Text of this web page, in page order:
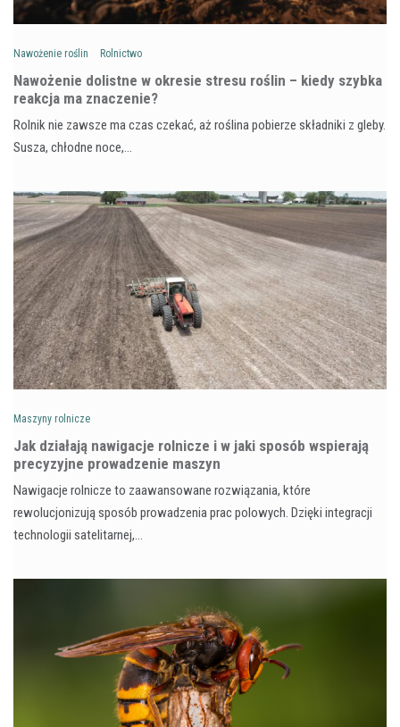
Nawożenie roślin Rolnictwo
Nawożenie dolistne w okresie stresu roślin – kiedy szybka
reakcja ma znaczenie?
Rolnik nie zawsze ma czas czekać, aż roślina pobierze składniki z gleby.
Susza, chłodne noce,…
Maszyny rolnicze
Jak działają nawigacje rolnicze i w jaki sposób wspierają
precyzyjne prowadzenie maszyn
Nawigacje rolnicze to zaawansowane rozwiązania, które
rewolucjonizują sposób prowadzenia prac polowych. Dzięki integracji
technologii satelitarnej,…